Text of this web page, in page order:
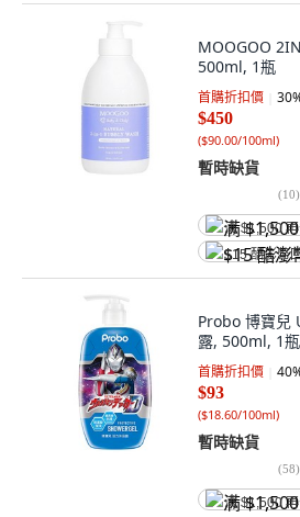
MOOGOO
500ml, 1瓶
首購折扣價 30
$450
($90.00/100ml)
暫時缺貨
(10)
满 $1,500
$15 酷澎幣
Probo 博寶兒
露, 500ml, 1瓶
首購折扣價 40
$93
($18.60/100ml)
暫時缺貨
(58)
满 $1,500